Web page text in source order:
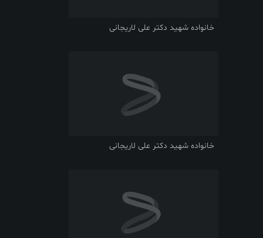
خانواده شهید دکتر علی لاریجانی
خانواده شهید دکتر علی لاریجانی